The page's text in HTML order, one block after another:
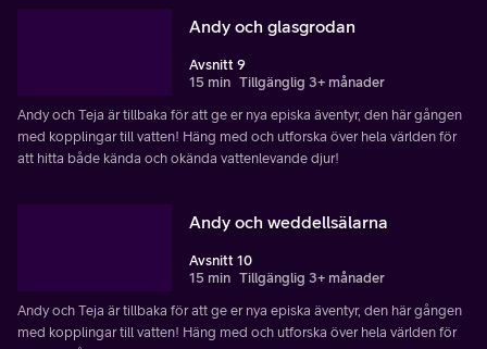
Andy och glasgrodan
Avsnitt 9
15 min Tillgänglig 3+ månader
Andy och Teja är tillbaka för att ge er nya episka äventyr, den här gången
med kopplingar till vatten! Häng med och utforska över hela världen för
att hitta både kända och okända vattenlevande djur!
Andy och weddellsälarna
Avsnitt 10
15 min Tillgänglig 3+ månader
Andy och Teja är tillbaka för att ge er nya episka äventyr, den här gången
med kopplingar till vatten! Häng med och utforska över hela världen för